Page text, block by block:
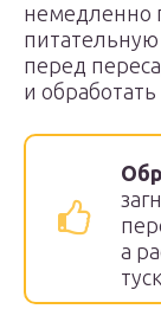
немедленно
перед
и
а